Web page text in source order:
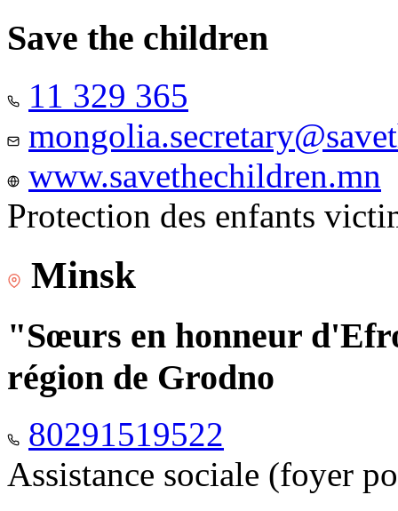
Save the children
11 329 365
www.savethechildren.mn
Protection des enfants
Minsk
"Sœurs en honneur
région de Grodno
80291519522
Assistance sociale (foyer